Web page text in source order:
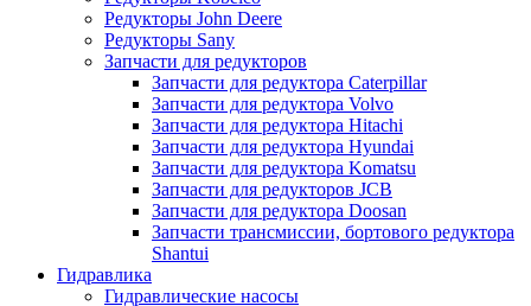
Редукторы John Deere
Редукторы Sany
Запчасти для редукторов
Запчасти для редуктора Caterpillar
Запчасти для редуктора Volvo
Запчасти для редуктора Hitachi
Запчасти для редуктора Hyundai
Запчасти для редуктора Komatsu
Запчасти для редукторов JCB
Запчасти для редуктора Doosan
Запчасти трансмиссии, бортового редуктора
Shantui
Гидравлика
Гидравлические насосы